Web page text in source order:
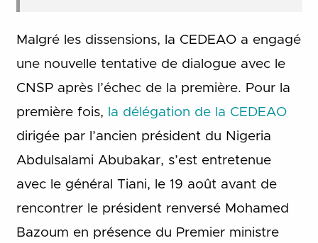
Malgré les dissensions, la CEDEAO a engagé
une nouvelle tentative de dialogue avec le
CNSP après l’échec de la première. Pour la
première fois,
la délégation de la CEDEAO
dirigée par l’ancien président du Nigeria
Abdulsalami Abubakar, s’est entretenue
avec le général Tiani, le 19 août avant de
rencontrer le président renversé Mohamed
Bazoum en présence du Premier ministre